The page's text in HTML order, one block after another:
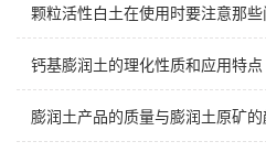
颗粒活性白土在使用时要注意那些
钙基膨润土的理化性质和应用特点
膨润土产品的质量与膨润土原矿的